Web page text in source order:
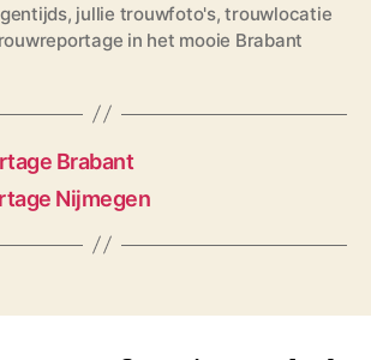
, jullie trouwfoto's,trouwlocatie
in het mooie Brabant
Brabant
Nijmegen